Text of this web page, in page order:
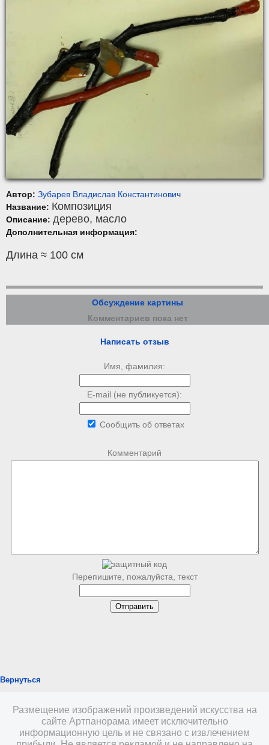
Автор: Зубарев Владислав Константинович
Название: Композиция
Описание: дерево, масло
Дополнительная информация:
Длина ≈ 100 см
Обсуждение картины
Комментариев пока нет
Написать отзыв
Имя, фамилия:
E-mail (не публикуется):
Сообщить об ответах
Комментарий
Перепишите, пожалуйста, текст
Вернуться
Размещение изображений произведений искусства на
сайте Артпанорама имеет исключительно
информационную цель и не связано с извлечением